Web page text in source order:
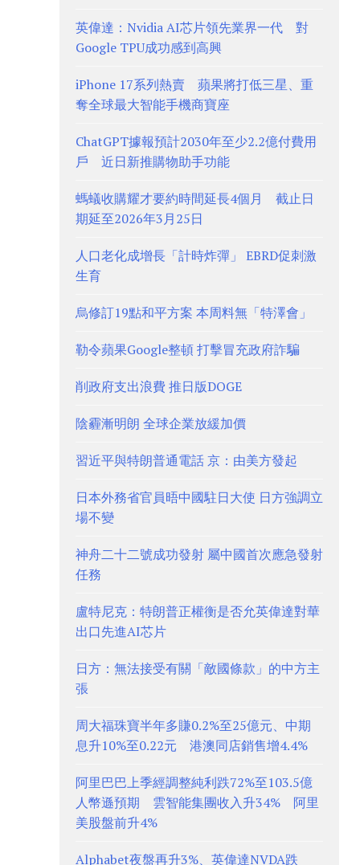
英偉達：Nvidia AI芯片領先業界一代 對
Google TPU成功感到高興
iPhone 17系列熱賣 蘋果將打低三星、重
奪全球最大智能手機商寶座
ChatGPT據報預計2030年至少2.2億付費用
戶 近日新推購物助手功能
螞蟻收購耀才要約時間延長4個月 截止日
期延至2026年3月25日
人口老化成增長「計時炸彈」 EBRD促刺激
生育
烏修訂19點和平方案 本周料無「特澤會」
勒令蘋果Google整頓 打擊冒充政府詐騙
削政府支出浪費 推日版DOGE
陰霾漸明朗 全球企業放緩加價
習近平與特朗普通電話 京：由美方發起
日本外務省官員晤中國駐日大使 日方強調立
場不變
神舟二十二號成功發射 屬中國首次應急發射
任務
盧特尼克：特朗普正權衡是否允英偉達對華
出口先進AI芯片
日方：無法接受有關「敵國條款」的中方主
張
周大福珠寶半年多賺0.2%至25億元、中期
息升10%至0.22元 港澳同店銷售增4.4%
阿里巴巴上季經調整純利跌72%至103.5億
人幣遜預期 雲智能集團收入升34% 阿里
美股盤前升4%
Alphabet夜盤再升3%、英偉達NVDA跌